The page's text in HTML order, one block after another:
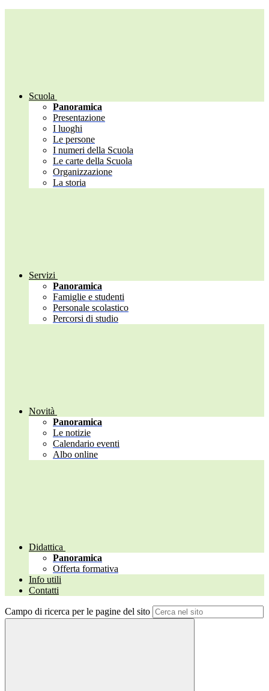
Scuola
Panoramica
Presentazione
I luoghi
Le persone
I numeri della Scuola
Le carte della Scuola
Organizzazione
La storia
Servizi
Panoramica
Famiglie e studenti
Personale scolastico
Percorsi di studio
Novità
Panoramica
Le notizie
Calendario eventi
Albo online
Didattica
Panoramica
Offerta formativa
Info utili
Contatti
Campo di ricerca per le pagine del sito